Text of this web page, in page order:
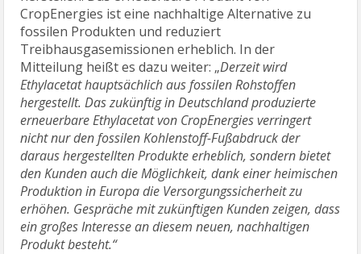
CropEnergies ist eine nachhaltige Alternative zu
fossilen Produkten und reduziert
Treibhausgasemissionen erheblich. In der
Mitteilung heißt es dazu weiter: „Derzeit wird
Ethylacetat hauptsächlich aus fossilen Rohstoffen
hergestellt. Das zukünftig in Deutschland produzierte
erneuerbare Ethylacetat von CropEnergies verringert
nicht nur den fossilen Kohlenstoff-Fußabdruck der
daraus hergestellten Produkte erheblich, sondern bietet
den Kunden auch die Möglichkeit, dank einer heimischen
Produktion in Europa die Versorgungssicherheit zu
erhöhen. Gespräche mit zukünftigen Kunden zeigen, dass
ein großes Interesse an diesem neuen, nachhaltigen
Produkt besteht.“